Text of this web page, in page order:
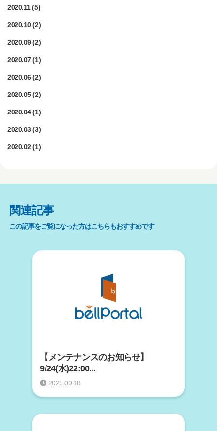
2020.11(5)
2020.10(2)
2020.09(2)
2020.07(1)
2020.06(2)
2020.05(2)
2020.04(1)
2020.03(3)
2020.02(1)
関連記事
この記事をご覧になった方はこちらもおすすめです
【メンテナンスのお知らせ】
9/24(水)22:00...
2025.09.18